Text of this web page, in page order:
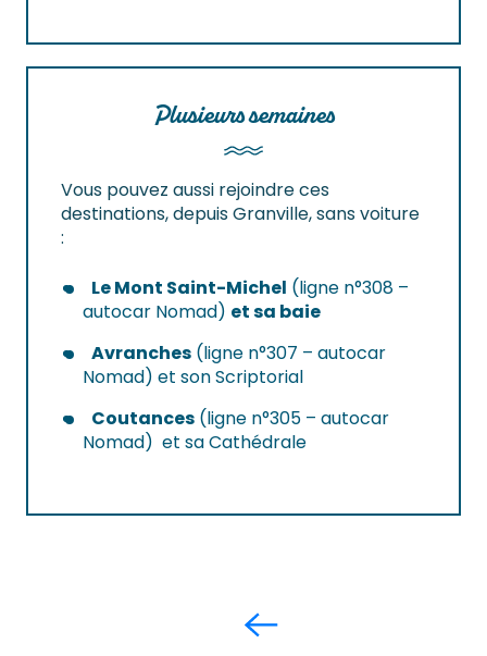
Plusieurs semaines
Vous pouvez aussi rejoindre ces
destinations, depuis Granville, sans voiture
:
Le Mont Saint-Michel (ligne n°308 –
autocar Nomad) et sa baie
Avranches (ligne n°307 – autocar
Nomad) et son Scriptorial
Coutances (ligne n°305 – autocar
Nomad) et sa Cathédrale